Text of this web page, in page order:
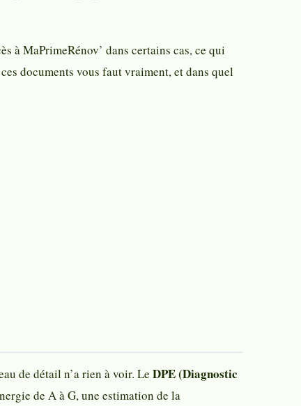
à MaPrimeRénov’ dans certains cas, ce qui
documents vous faut vraiment, et dans quel
de détail n’a rien à voir. Le DPE (Diagnostic
de A à G, une estimation de la